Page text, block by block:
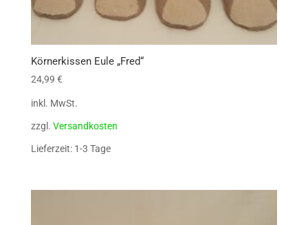
Körnerkissen Eule „Fred“
24,99 €
inkl. MwSt.
zzgl. Versandkosten
Lieferzeit: 1-3 Tage